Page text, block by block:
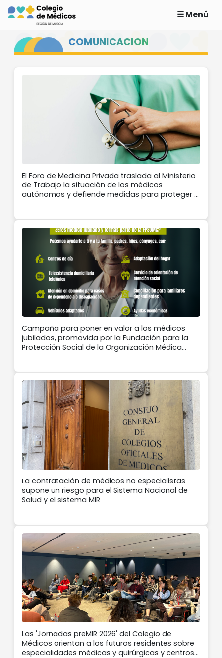
☰ Menú
COMUNICACION
El Foro de Medicina Privada traslada al Ministerio
de Trabajo la situación de los médicos
autónomos y defiende medidas para proteger el
Campaña para poner en valor a los médicos
jubilados, promovida por la Fundación para la
Protección Social de la Organización Médica
La contratación de médicos no especialistas
supone un riesgo para el Sistema Nacional de
Salud y el sistema MIR
Las 'Jornadas preMIR 2026' del Colegio de
Médicos orientan a los futuros residentes sobre
especialidades médicas y quirúrgicas y centros